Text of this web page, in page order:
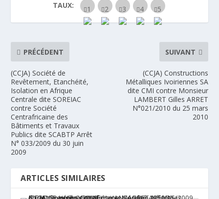
TAUX:
PRÉCÉDENT
(CCJA) Société de
Revêtement, Etanchéité,
Isolation en Afrique
Centrale dite SOREIAC
contre Société
Centrafricaine des
Bâtiments et Travaux
Publics dite SCABTP Arrêt
N° 033/2009 du 30 juin
2009
SUIVANT
(CCJA) Constructions
Métalliques Ivoiriennes SA
dite CMI contre Monsieur
LAMBERT Gilles ARRET
N°021/2010 du 25 mars
2010
ARTICLES SIMILAIRES